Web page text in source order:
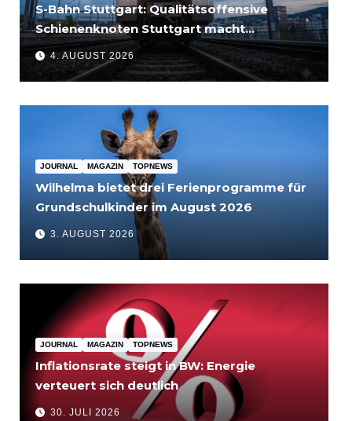
S-Bahn Stuttgart: Qualitätsoffensive
Schienenknoten Stuttgart macht
Fortschritte – Projekte abgeschlossen
4. AUGUST 2026
JOURNAL MAGAZIN TOPNEWS
Wilhelma bietet drei Ferienprogramme für
Grundschulkinder im August 2026
3. AUGUST 2026
JOURNAL MAGAZIN TOPNEWS
Inflationsrate steigt in BW: Energie
verteuert sich deutlich
30. JULI 2026